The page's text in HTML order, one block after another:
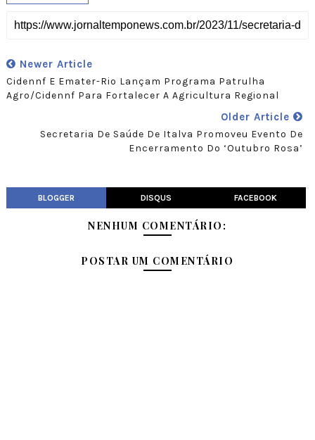
Newer Article
Cidennf E Emater-Rio Lançam Programa Patrulha
Agro/Cidennf Para Fortalecer A Agricultura Regional
Older Article
Secretaria De Saúde De Italva Promoveu Evento De
Encerramento Do ‘Outubro Rosa’
BLOGGER DISQUS FACEBOOK
NENHUM COMENTÁRIO:
POSTAR UM COMENTÁRIO